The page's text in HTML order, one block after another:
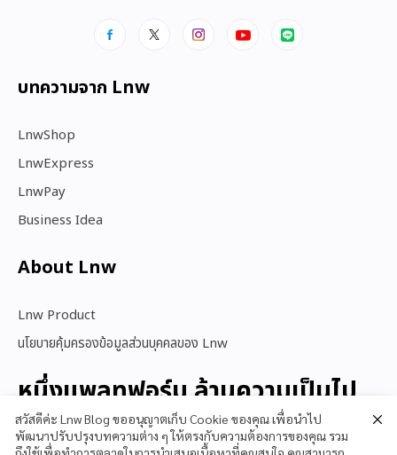
บทความจาก Lnw
LnwShop
LnwExpress
LnwPay
Business Idea
About Lnw​
Lnw Product
นโยบายคุ้มครองข้อมูลส่วนบุคคลของ Lnw
หนึ่งแพลทฟอร์ม ล้านความเป็นไป
ได้
สวัสดีค่ะ Lnw Blog ขออนุญาตเก็บ Cookie ของคุณ เพื่อนำไป
พัฒนาปรับปรุงบทความต่าง ๆ ให้ตรงกับความต้องการของคุณ รวม